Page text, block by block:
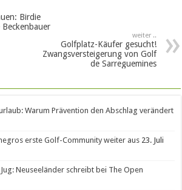
Birdie
weiter ..
Golfplatz-Käufer gesucht!
Zwangsversteigerung von Golf
de Sarreguemines
Warum Prävention den Abschlag verändert
erste Golf-Community weiter aus 23. Juli
Neuseeländer schreibt bei The Open